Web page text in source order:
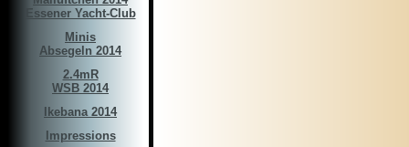
Essener Yacht-Club
Minis
Absegeln 2014
2.4mR
WSB 2014
Ikebana 2014
Impressions